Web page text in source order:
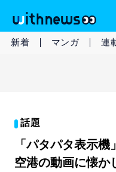
新着 マンガ 連
話題
「パタパタ表示
空港の動画に懐か